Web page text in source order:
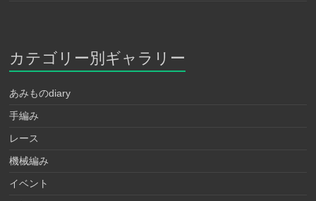
カテゴリー別ギャラリー
あみものdiary
手編み
レース
機械編み
イベント